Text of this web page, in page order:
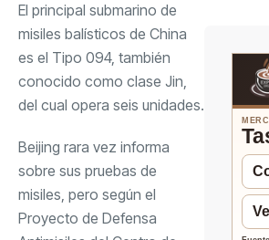
El principal submarino de
misiles balísticos de China
es el Tipo 094, también
conocido como clase Jin,
del cual opera seis unidades.
Beijing rara vez informa
sobre sus pruebas de
misiles, pero según el
Proyecto de Defensa